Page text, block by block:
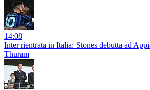
14:08
Inter rientrata in Italia: Stones debutta ad
Thuram